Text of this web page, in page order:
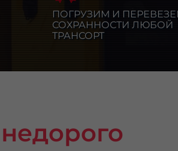
ПОГРУЗИМ И
СОХРАННОСТИ ЛЮБОЙ
ТРАНСОРТ